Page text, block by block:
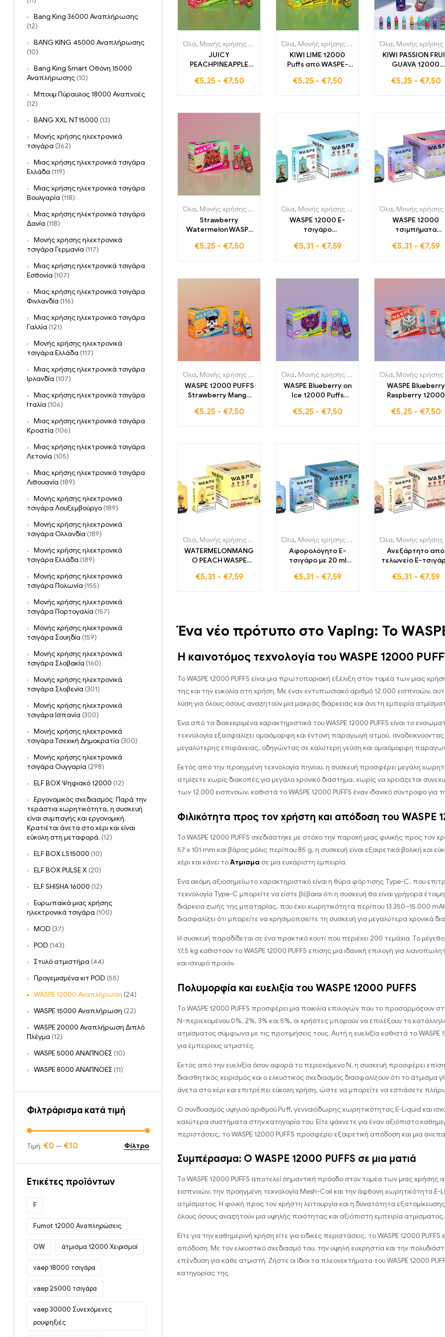
Όλα, Μονής χρήσης ηλεκτρονικά τσιγάρα , Μιας χρήσης ηλεκτρονικά τσιγάρα
JUICY
PEACHPINEAPPLE
γεμάτοι γεύση,
ποιότητας
φώτα
€5,25 - €7,50
Όλα, Μονής χρήσης ηλεκτρονικά τσιγάρα , Μιας
KIWI LIME 12000
Puffs από WASPE-
Υψηλής ποιότητας
€5,25 - €7,50
Όλα, Μονής χρήσης ηλεκτρονικά τσιγάρα
KIWI PASSION
GUAVA 12000
φωτιστικά LED
€5,25 - €7,50
Όλα, Μονής χρήσης ηλεκτρονικά τσιγάρα , Μιας χρήσης ηλεκτρονικά τσιγάρα
Strawberry
Watermelon WASPE
Αναπληρώσεις Κουλ
τσιγάρα
€5,25 - €7,50
Όλα, Μονής χρήσης ηλεκτρονικά τσιγάρα , Μιας
WASPE 12000 E-
τσιγάρο
ΜΙΓΜΑ ΜΑΡΑΚΙΝΙΩΝ
Τύπος-C
€5,31 - €7,59
Όλα, Μονής χρήσης ηλεκτρονικά τσιγάρα
WASPE 12000
τσιμπήματα
χωρίς δασμούς 20
650 mAh
€5,31 - €7,59
Όλα, Μονής χρήσης ηλεκτρονικά τσιγάρα , Μιας χρήσης ηλεκτρονικά τσιγάρα
WASPE 12000 PUFFS
Strawberry Mango
Premium E-Zigarette
€5,25 - €7,50
Όλα, Μονής χρήσης ηλεκτρονικά τσιγάρα , Μιας
WASPE Blueberry on
Ice 12000 Puffs
Premium E-τσιγάρο
€5,25 - €7,50
Όλα, Μονής χρήσης ηλεκτρονικά τσιγάρα
WASPE Blueberry
Raspberry 12000
Φώτα Premium E-
€5,25 - €7,50
Όλα, Μονής χρήσης ηλεκτρονικά τσιγάρα ,Μιας χρήσης ηλεκτρονικά τσιγάρα
WATERMELONMANG
O PEACH WASPE
Ψηφιακό κουτί χωρίς
ρουφηξιές και
μπαταρία 650 mAh
€5,31 - €7,59
Όλα, Μονής χρήσης ηλεκτρονικά τσιγάρα ,Μιας
Αφορολόγητο E-
τσιγάρο με 20 ml
RASPBERRY και 12000
€5,31 - €7,59
Όλα, Μονής χρήσης ηλεκτρονικά τσιγάρα
Ανεξάρτητο από
τελωνείο E-
Züge 20 ml RED
€5,31 - €7,59
Ένα νέο πρότυπο στο Vaping: Το
Η καινοτόμος τεχνολογία του WASPE 12000
Το WASPE 12000 PUFFS είναι μια πρωτοποριακή εξέλιξη στον τομέα των μιας
της και την ευκολία στη χρήση. Με έναν εντυπωσιακό αριθμό 12.000 εισπνοών,
λύση για όλους όσους αναζητούν μια μακράς διάρκειας και άνετη εμπειρία
Ένα από τα διακεκριμένα χαρακτηριστικά του WASPE 12000 PUFFS είναι το
τεχνολογία εξασφαλίζει ομοιόμορφη και έντονη παραγωγή ατμού,
μεγαλύτερης επιφάνειας, οδηγώντας σε καλύτερη γεύση και ομοιόμορφη
Εκτός από την προηγμένη τεχνολογία πηνίου, η συσκευή προσφέρει μεγάλη
ατμίζετε χωρίς διακοπές για μεγάλο χρονικό διάστημα, χωρίς να χρειάζεται
των 12.000 εισπνοών, καθιστά το WASPE 12000 PUFFS έναν ιδανικό σύντροφο για
Φιλικότητα προς τον χρήστη και απόδοση του WASPE
Το WASPE 12000 PUFFS σχεδιάστηκε με στόχο την παροχή μιας φιλικής προς τον
57 x 101 mm και βάρος μόλις περίπου 85 g, η συσκευή είναι εξαιρετικά βολική
χέρι και κάνει τοΆτμισμα σε μια ευχάριστη εμπειρία.
Ένα ακόμη αξιοσημείωτο χαρακτηριστικό είναι η θύρα φόρτισης Type-C, που
τεχνολογία Type-C μπορείτε να είστε βέβαιοι ότι η συσκευή θα είναι γρήγορα
διάρκεια ζωής της μπαταρίας, που έχει χωρητικότητα περίπου 13.350–15.000
διασφαλίζει ότι μπορείτε να χρησιμοποιείτε τη συσκευή για μεγαλύτερα χρονικά
Η συσκευή παραδίδεται σε ένα πρακτικό κουτί που περιέχει 200 τεμάχια. Το
17,5 kg καθιστούν το WASPE 12000 PUFFS επίσης μια ιδανική επιλογή για
και ισχυρό προϊόν.
Πολυμορφία και ευελιξία του WASPE 12000 PUFFS
Το WASPE 12000 PUFFS προσφέρει μια ποικιλία επιλογών που το
Ν-περιεχομένου 0%, 2%, 3% και 5%, οι χρήστες μπορούν να επιλέξουν το
ατμίσματος σύμφωνα με τις προτιμήσεις τους. Αυτή η ευελιξία καθιστά το WASPE
για έμπειρους ατμιστές.
Εκτός από την ευελιξία όσον αφορά το περιεχόμενο N, η συσκευή προσφέρει
διαισθητικός χειρισμός και ο ελκυστικός σχεδιασμός διασφαλίζουν ότι το
άνετα στο χέρι και επιτρέπει εύκολη χρήση, ώστε να μπορείτε να εστιάσετε
Ο συνδυασμός υψηλού αριθμού Puff, γενναιόδωρης χωρητικότητας E-Liquid και
καλύτερα συστήματα στην κατηγορία του. Είτε ψάχνετε για έναν αξιόπιστο
περιστάσεις, το WASPE 12000 PUFFS προσφέρει εξαιρετική απόδοση και μια
Συμπέρασμα: Ο WASPE 12000 PUFFS σε μια ματιά
Το WASPE 12000 PUFFS αποτελεί σημαντική πρόοδο στον τομέα των μιας
εισπνοών, την προηγμένη τεχνολογία Mesh-Coil και την άφθονη χωρητικότητα E-
ατμίσματος. Η φιλική προς τον χρήστη λειτουργία και η δυνατότητα εξατομίκευσης
όλους όσους αναζητούν μια υψηλής ποιότητας και αξιόπιστη εμπειρία ατμίσματος.
Είτε για την καθημερινή χρήση είτε για ειδικές περιστάσεις, το WASPE 12000
απόδοση. Με τον ελκυστικό σχεδιασμό του, την υψηλή ευχρηστία και την
επένδυση για κάθε ατμιστή. Ζήστε οι ίδιοι τα πλεονεκτήματα του WASPE 12000
κατηγορίας της.
Bang King 36000 Αναπλήρωσης
(12)
BANG KING 45000 Αναπλήρωσης
(10)
Bang King Smart Οθόνη 15000
Αναπλήρωσης (10)
Μπουμ Πύραυλος 18000 Αναπνοές
(12)
BANG XXL NT15000 (13)
Μονής χρήσης ηλεκτρονικά
τσιγάρα (362)
Μιας χρήσης ηλεκτρονικά τσιγάρα
Ελλάδα (119)
Μιας χρήσης ηλεκτρονικά τσιγάρα
Βουλγαρία (118)
Μιας χρήσης ηλεκτρονικά τσιγάρα
Δανία (118)
Μονής χρήσης ηλεκτρονικά
τσιγάρα Γερμανία (117)
Μιας χρήσης ηλεκτρονικά τσιγάρα
Εσθονία (107)
Μιας χρήσης ηλεκτρονικά τσιγάρα
Φινλανδία (116)
Μιας χρήσης ηλεκτρονικά τσιγάρα
Γαλλία (121)
Μονής χρήσης ηλεκτρονικά
τσιγάρα Ελλάδα (117)
Μιας χρήσης ηλεκτρονικά τσιγάρα
Ιρλανδία (107)
Μιας χρήσης ηλεκτρονικά τσιγάρα
Ιταλία (106)
Μιας χρήσης ηλεκτρονικά τσιγάρα
Κροατία (106)
Μιας χρήσης ηλεκτρονικά τσιγάρα
Λετονία (105)
Μιας χρήσης ηλεκτρονικά τσιγάρα
Λιθουανία (189)
Μονής χρήσης ηλεκτρονικά
τσιγάρα Λουξεμβούργο (189)
Μονής χρήσης ηλεκτρονικά
τσιγάρα Ολλανδία (189)
Μονής χρήσης ηλεκτρονικά
τσιγάρα Ελλάδα (189)
Μονής χρήσης ηλεκτρονικά
τσιγάρα Πολωνία (155)
Μονής χρήσης ηλεκτρονικά
τσιγάρα Πορτογαλία (157)
Μονής χρήσης ηλεκτρονικά
τσιγάρα Σουηδία (159)
Μονής χρήσης ηλεκτρονικά
τσιγάρα Σλοβακία (160)
Μονής χρήσης ηλεκτρονικά
τσιγάρα Σλοβενία (301)
Μονής χρήσης ηλεκτρονικά
τσιγάρα Ισπανία (300)
Μονής χρήσης ηλεκτρονικά
τσιγάρα Τσεχική Δημοκρατία (300)
Μονής χρήσης ηλεκτρονικά
τσιγάρα Ουγγαρία (298)
ELF BOX Ψηφιακό 12000 (12)
Εργονομικός σχεδιασμός: Παρά την
τεράστια χωρητικότητα, η συσκευή
είναι συμπαγής και εργονομική.
Κρατιέται άνετα στο χέρι και είναι
εύκολη στη μεταφορά. (12)
ELF BOX LS15000 (10)
ELF BOX PULSE X (20)
ELF SHISHA 16000 (12)
Ευρωπαϊκά μιας χρήσης
ηλεκτρονικά τσιγάρα (100)
MOD (37)
POD (143)
Στυλό ατμιστήρα (44)
Προγεμισμένα κιτ POD (55)
WASPE 12000 Αναπλήρωση (24)
WASPE 15000 Αναπλήρωση (22)
WASPE 20000 Αναπλήρωση Διπλό
Πλέγμα (12)
WASPE 5000 ΑΝΑΠΝΟΕΣ (10)
WASPE 8000 ΑΝΑΠΝΟΕΣ (11)
Φιλτράρισμα κατά τιμή
Φίλτρο
Τιμή: €0 — €10
Ετικέτες προϊόντων
F
Fumot 12000 Αναπληρώσεις
OW άτμισμα 12000 Χειρισμοί
vaep 18000 τσιγάρα
vaep 25000 τσιγάρα
vaep 30000 Συνεχόμενες
ρουφηξιές